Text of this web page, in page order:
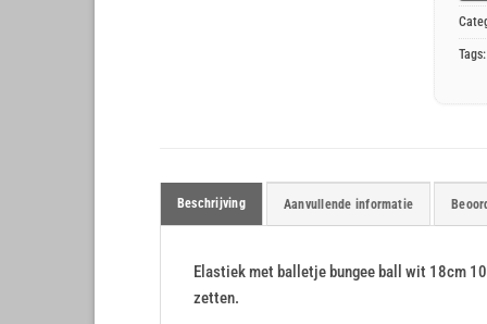
Tags:
Beschrijving Aanvullende informatie
Elastiek met balletje bungee ball wit 18cm
zetten.